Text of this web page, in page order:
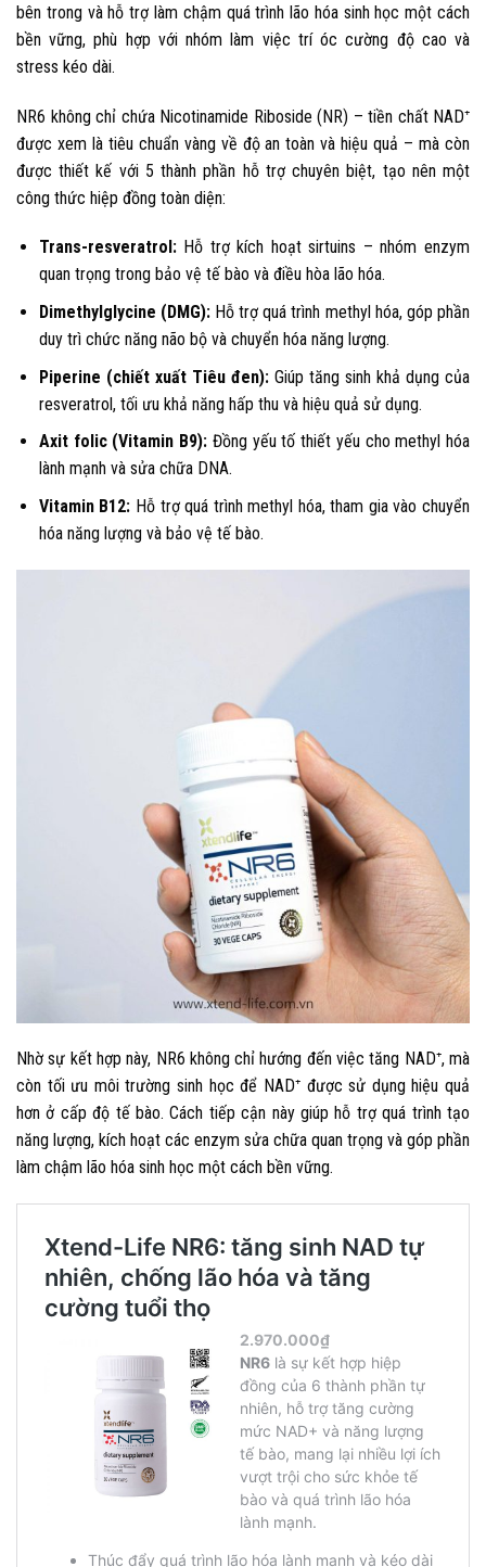
bên trong và hỗ trợ làm chậm quá trình lão hóa sinh học một cách
bền vững, phù hợp với nhóm làm việc trí óc cường độ cao và
stress kéo dài.
NR6 không chỉ chứa Nicotinamide Riboside (NR) – tiền chất NAD⁺
được xem là tiêu chuẩn vàng về độ an toàn và hiệu quả – mà còn
được thiết kế với 5 thành phần hỗ trợ chuyên biệt, tạo nên một
công thức hiệp đồng toàn diện:
Trans-resveratrol:Hỗ trợ kích hoạt sirtuins – nhóm enzym
quan trọng trong bảo vệ tế bào và điều hòa lão hóa.
Dimethylglycine (DMG):Hỗ trợ quá trình methyl hóa, góp phần
duy trì chức năng não bộ và chuyển hóa năng lượng.
Piperine (chiết xuất Tiêu đen):Giúp tăng sinh khả dụng của
resveratrol, tối ưu khả năng hấp thu và hiệu quả sử dụng.
Axit folic (Vitamin B9): Đồng yếu tố thiết yếu cho methyl hóa
lành mạnh và sửa chữa DNA.
Vitamin B12: Hỗ trợ quá trình methyl hóa, tham gia vào chuyển
hóa năng lượng và bảo vệ tế bào.
Nhờ sự kết hợp này, NR6 không chỉ hướng đến việc tăng NAD⁺, mà
còn tối ưu môi trường sinh học để NAD⁺ được sử dụng hiệu quả
hơn ở cấp độ tế bào. Cách tiếp cận này giúp hỗ trợ quá trình tạo
năng lượng, kích hoạt các enzym sửa chữa quan trọng và góp phần
làm chậm lão hóa sinh học một cách bền vững.